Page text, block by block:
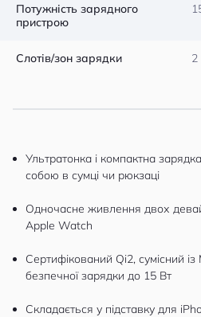
Потужність зарядного
пристрою
Слотів/зон зарядки 2
Ультратонка і компактна
собою в сумці чи рюкзаці
Одночасне живлення двох
Apple Watch
Сертифікований Qi2, сумісний
безпечної зарядки до 15 Вт
Складається у підставку для